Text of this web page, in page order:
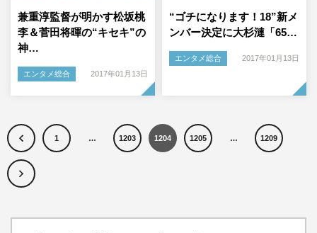
兼重淳監督が明かす松坂桃
李＆菅田将暉の“キセキ”の
神…
エンタメ総合 2017年01月13日
“ゴチになります！18”新メ
ンバー決定に大杉漣「65…
エンタメ総合 2017年01月13日
1 … 1203 1204 1205 … 1209